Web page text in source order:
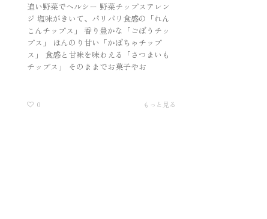
追い野菜でヘルシー 野菜チップスアレン
ジ 塩味がきいて、パリパリ食感の「れん
こんチップス」 香り豊かな「ごぼうチッ
プス」 ほんのり甘い「かぼちゃチップ
ス」 食感と甘味を味わえる「さつまいも
チップス」 そのままでお菓子やお
0 もっと見る